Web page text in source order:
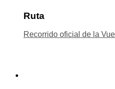
Ruta
Recorrido oficial de la